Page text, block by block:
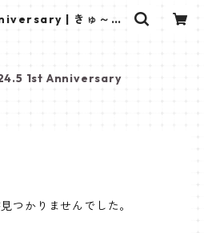
| きゅ～く
1st Anniversary
つかりませんでした。